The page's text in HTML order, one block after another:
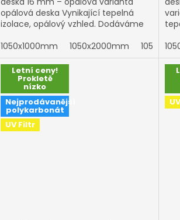
opálová deska Vynikající tepelná
izolace, opálový vzhled. Dodáváme
1050x1000mm
1050x2000mm
Letní ceny!
Prokletě
nízko
Nejprodávanější
polykarbonát
UV Filtr